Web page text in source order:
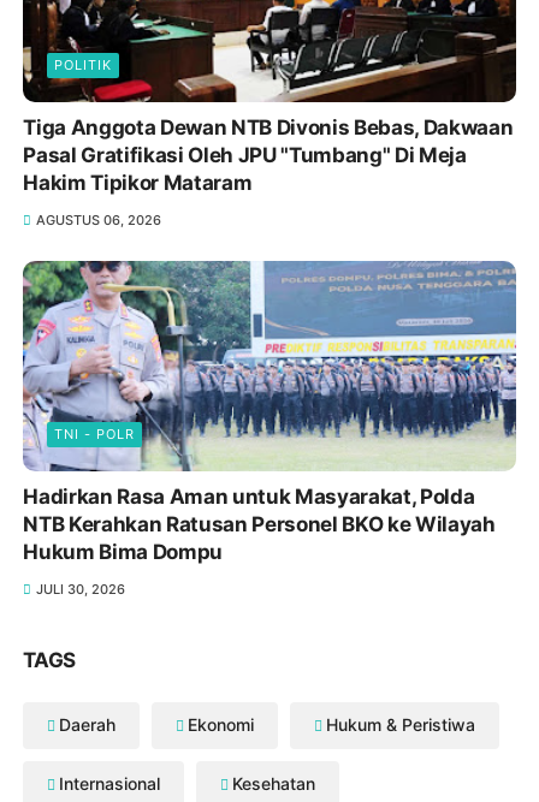
POLITIK
Tiga Anggota Dewan NTB Divonis Bebas, Dakwaan
Pasal Gratifikasi Oleh JPU "Tumbang" Di Meja
Hakim Tipikor Mataram
AGUSTUS 06, 2026
TNI - POLR
Hadirkan Rasa Aman untuk Masyarakat, Polda
NTB Kerahkan Ratusan Personel BKO ke Wilayah
Hukum Bima Dompu
JULI 30, 2026
TAGS
Daerah Ekonomi Hukum & Peristiwa
Internasional Kesehatan